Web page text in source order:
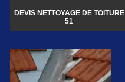
DEVIS NETTOYAGE DE TOITURE
51